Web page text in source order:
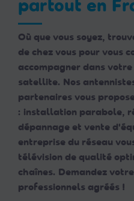
partout en
Où que vous soyez,
de chez vous pour vous
accompagner dans
satellite. Nos
partenaires vous
: installation parabole,
dépannage et vente
entreprise du réseau
télévision de qualité
chaînes. Demandez
professionnels agréés !